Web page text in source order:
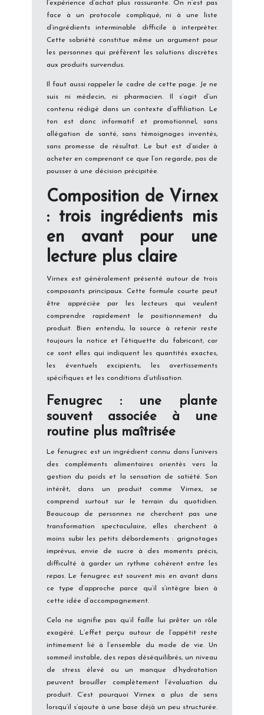
l’expérience d’achat plus rassurante. On n’est pas
face à un protocole compliqué, ni à une liste
d’ingrédients interminable difficile à interpréter.
Cette sobriété constitue même un argument pour
les personnes qui préfèrent les solutions discrètes
aux produits survendus.
Il faut aussi rappeler le cadre de cette page. Je ne
suis ni médecin, ni pharmacien. Il s’agit d’un
contenu rédigé dans un contexte d’affiliation. Le
ton est donc informatif et promotionnel, sans
allégation de santé, sans témoignages inventés,
sans promesse de résultat. Le but est d’aider à
acheter en comprenant ce que l’on regarde, pas de
pousser à une décision précipitée.
Composition de Virnex
: trois ingrédients mis
en avant pour une
lecture plus claire
Virnex est généralement présenté autour de trois
composants principaux. Cette formule courte peut
être appréciée par les lecteurs qui veulent
comprendre rapidement le positionnement du
produit. Bien entendu, la source à retenir reste
toujours la notice et l’étiquette du fabricant, car
ce sont elles qui indiquent les quantités exactes,
les éventuels excipients, les avertissements
spécifiques et les conditions d’utilisation.
Fenugrec : une plante
souvent associée à une
routine plus maîtrisée
Le fenugrec est un ingrédient connu dans l’univers
des compléments alimentaires orientés vers la
gestion du poids et la sensation de satiété. Son
intérêt, dans un produit comme Virnex, se
comprend surtout sur le terrain du quotidien.
Beaucoup de personnes ne cherchent pas une
transformation spectaculaire, elles cherchent à
moins subir les petits débordements : grignotages
imprévus, envie de sucre à des moments précis,
difficulté à garder un rythme cohérent entre les
repas. Le fenugrec est souvent mis en avant dans
ce type d’approche parce qu’il s’intègre bien à
cette idée d’accompagnement.
Cela ne signifie pas qu’il faille lui prêter un rôle
exagéré. L’effet perçu autour de l’appétit reste
intimement lié à l’ensemble du mode de vie. Un
sommeil instable, des repas déséquilibrés, un niveau
de stress élevé ou un manque d’hydratation
peuvent brouiller complètement l’évaluation du
produit. C’est pourquoi Virnex a plus de sens
lorsqu’il s’ajoute à une base déjà un peu structurée.